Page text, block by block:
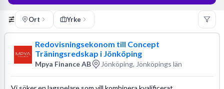
Ort Yrke
Redovisningsekonom till Concept
Träningsredskap i Jönköping
Mpya Finance AB Jönköping, Jönköpings län